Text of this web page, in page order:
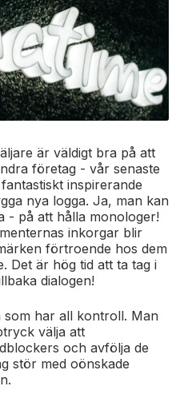
är väldigt bra på att
företag - vår senaste
inspirerande
nya logga. Ja, man kan
- på att hålla monologer!
inkorgar blir
förtroende hos dem
Det är hög tid att ta tag i
dialogen!
som har all kontroll. Man
välja att
och avfölja de
stör med oönskade